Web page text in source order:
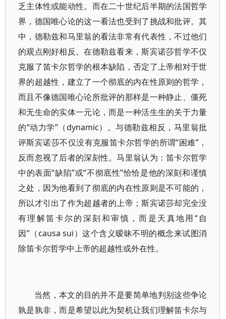
乏主体性或能动性。而在二十世纪后半期的法国哲学
界，德国唯心论的这一看法也受到了挑战和批评。其
中，德勒兹和马里翁的看法非常有代表性，不过他们
的观点刚好相反。在德勒兹看来，斯宾诺莎哲学不仅
克服了笛卡尔哲学的根本缺陷，否定了上帝相对于世
界的超越性，建立了一个彻底的内在性原则的哲学，
而且不像德国唯心论所批评的那样是一种静止、僵死
和无生命的实体一元论，而是一种活生生的关于力量
的“动力学”（dynamic）。与德勒兹相反，马里翁批
评斯宾诺莎不仅没有克服笛卡尔哲学的所谓“困难”，
反而忽视了后者的深刻性。马里翁认为：笛卡尔哲学
中的表面“缺陷”或“不彻底性”恰恰是他的深刻和谨慎
之处，因为他看到了彻底的内在性原则是不可能的，
所以才引出了作为超越者的上帝；斯宾诺莎却完全没
有理解笛卡尔的深刻和审慎，而是天真地用“自
因”（causa sui）这个含义暧昧不明的概念来试图消
除笛卡尔哲学中上帝的超越性或外在性。
当然，本文的目的并不是要简单地判别这些争论
孰是孰非，而是希望以此为契机让我们理解笛卡尔与